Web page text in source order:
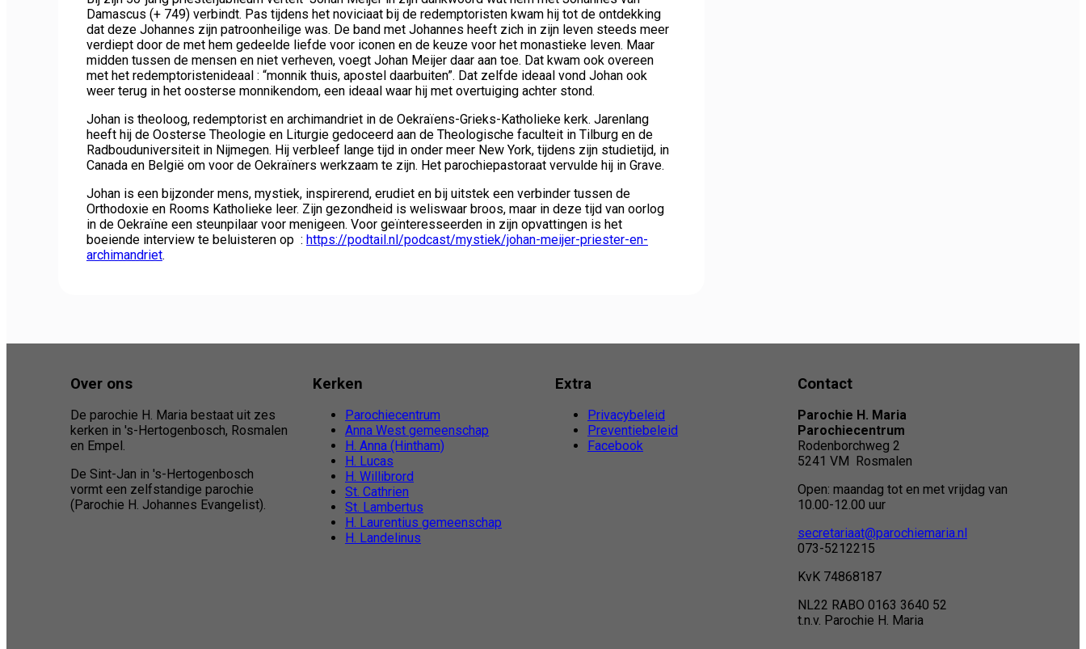
Damascus (+ 749) verbindt. Pas tijdens het noviciaat bij de redemptoristen kwam hij tot de ontdekking
dat deze Johannes zijn patroonheilige was. De band met Johannes heeft zich in zijn leven steeds meer
verdiept door de met hem gedeelde liefde voor iconen en de keuze voor het monastieke leven. Maar
midden tussen de mensen en niet verheven, voegt Johan Meijer daar aan toe. Dat kwam ook overeen
met het redemptoristenideaal : “monnik thuis, apostel daarbuiten”. Dat zelfde ideaal vond Johan ook
weer terug in het oosterse monnikendom, een ideaal waar hij met overtuiging achter stond.
Johan is theoloog, redemptorist en archimandriet in de Oekraïens-Grieks-Katholieke kerk. Jarenlang
heeft hij de Oosterse Theologie en Liturgie gedoceerd aan de Theologische faculteit in Tilburg en de
Radbouduniversiteit in Nijmegen. Hij verbleef lange tijd in onder meer New York, tijdens zijn studietijd, in
Canada en België om voor de Oekraïners werkzaam te zijn. Het parochiepastoraat vervulde hij in Grave.
Johan is een bijzonder mens, mystiek, inspirerend, erudiet en bij uitstek een verbinder tussen de
Orthodoxie en Rooms Katholieke leer. Zijn gezondheid is weliswaar broos, maar in deze tijd van oorlog
in de Oekraïne een steunpilaar voor menigeen. Voor geïnteresseerden in zijn opvattingen is het
boeiende interview te beluisteren op : https://podtail.nl/podcast/mystiek/johan-meijer-priester-en-
archimandriet.
Over ons
De parochie H. Maria bestaat uit zes
kerken in 's-Hertogenbosch, Rosmalen
en Empel.
De Sint-Jan in 's-Hertogenbosch
vormt een zelfstandige parochie
(Parochie H. Johannes Evangelist).
Kerken
Parochiecentrum
Anna West gemeenschap
H. Anna (Hintham)
H. Lucas
H. Willibrord
St. Cathrien
St. Lambertus
H. Laurentius gemeenschap
H. Landelinus
Extra
Privacybeleid
Preventiebeleid
Facebook
Contact
Parochie H. Maria
Parochiecentrum
Rodenborchweg 2
5241 VM Rosmalen
Open: maandag tot en met vrijdag van
10.00-12.00 uur
secretariaat@parochiemaria.nl
073-5212215
KvK 74868187
NL22 RABO 0163 3640 52
t.n.v. Parochie H. Maria